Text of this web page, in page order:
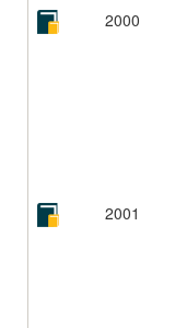
2000
2001